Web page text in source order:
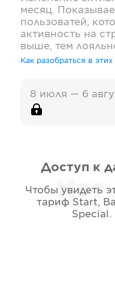
месяц.
пользоватей,
активность на
выше, тем
Как разобраться в
8 июля — 6
Нет
Доступ к
Чтобы увидеть
тариф Start,
Special .